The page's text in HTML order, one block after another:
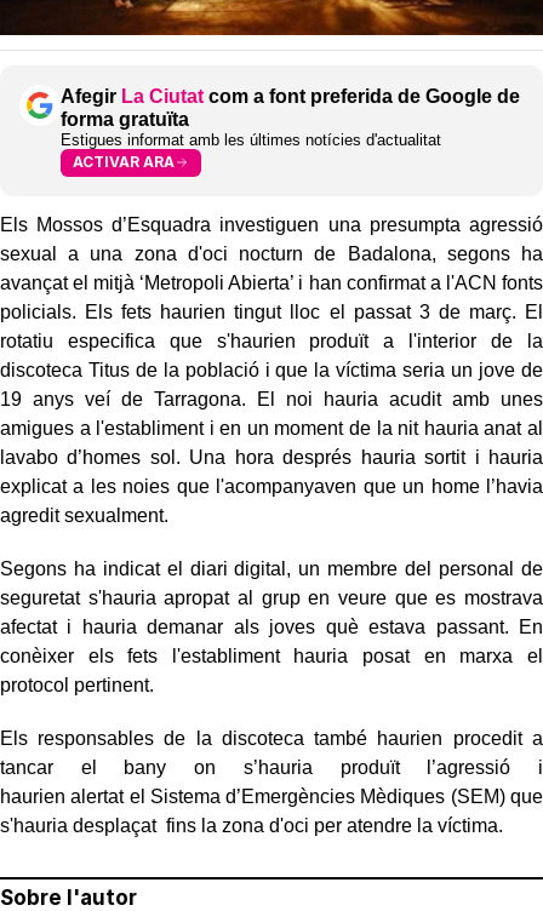
Afegir La Ciutat com a font preferida de Google de
forma gratuïta
Estigues informat amb les últimes notícies d'actualitat
ACTIVAR ARA
Els Mossos d’Esquadra investiguen una presumpta agressió
sexual a una zona d'oci nocturn de Badalona, segons ha
avançat el mitjà ‘Metropoli Abierta’ i han confirmat a l'ACN fonts
policials. Els fets haurien tingut lloc el passat 3 de març. El
rotatiu especifica que s'haurien produït a l'interior de la
discoteca Titus de la població i que la víctima seria un jove de
19 anys veí de Tarragona. El noi hauria acudit amb unes
amigues a l'establiment i en un moment de la nit hauria anat al
lavabo d’homes sol. Una hora després hauria sortit i hauria
explicat a les noies que l'acompanyaven que un home l’havia
agredit sexualment.
Segons ha indicat el diari digital, un membre del personal de
seguretat s'hauria apropat al grup en veure que es mostrava
afectat i hauria demanar als joves què estava passant. En
conèixer els fets l'establiment hauria posat en marxa el
protocol pertinent.
Els responsables de la discoteca també haurien procedit a
tancar el bany on s’hauria produït l’agressió i
haurien alertat el Sistema d’Emergències Mèdiques (SEM) que
s'hauria desplaçat fins la zona d'oci per atendre la víctima.
Sobre l'autor